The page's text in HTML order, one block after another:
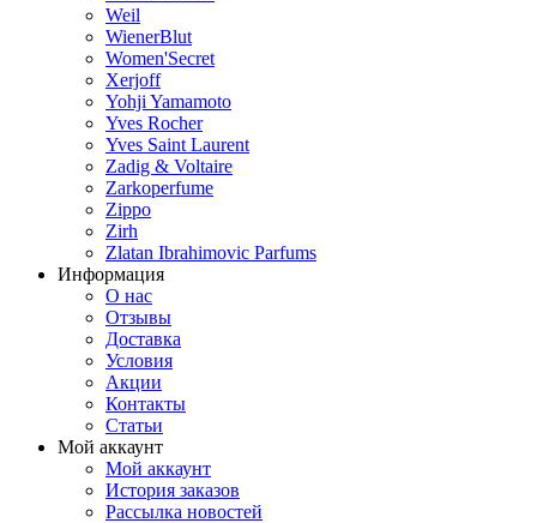
Weil
WienerBlut
Women'Secret
Xerjoff
Yohji Yamamoto
Yves Rocher
Yves Saint Laurent
Zadig & Voltaire
Zarkoperfume
Zippo
Zirh
Zlatan Ibrahimovic Parfums
Информация
О нас
Отзывы
Доставка
Условия
Aкции
Контакты
Статьи
Мой аккаунт
Мой аккаунт
История заказов
Рассылка новостей